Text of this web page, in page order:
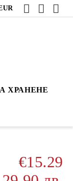
ХРАНЕНЕ
€15.29